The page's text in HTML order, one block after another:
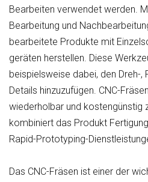
Bearbeiten verwendet werden.
Bearbeitung und
bearbeitete Produkte mit
geräten herstellen. Diese
beispielsweise dabei, den Dreh-,
Details hinzuzufügen. CNC-
wiederholbar und kostengünstig
kombiniert das Produkt
Rapid-Prototyping-
Das CNC-Fräsen ist einer der